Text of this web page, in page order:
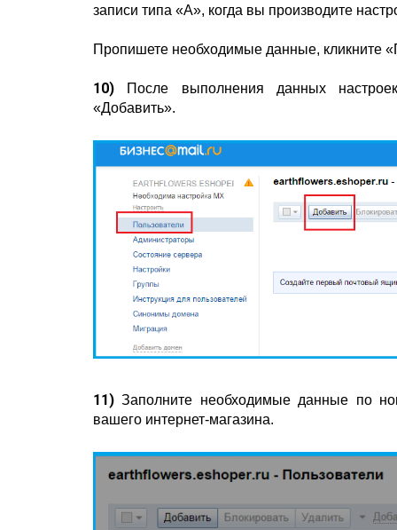
записи типа «A», когда вы производите
Пропишете необходимые данные, кликните
10) После выполнения данных
«Добавить».
11) Заполните необходимые данные по
вашего интернет-магазина.